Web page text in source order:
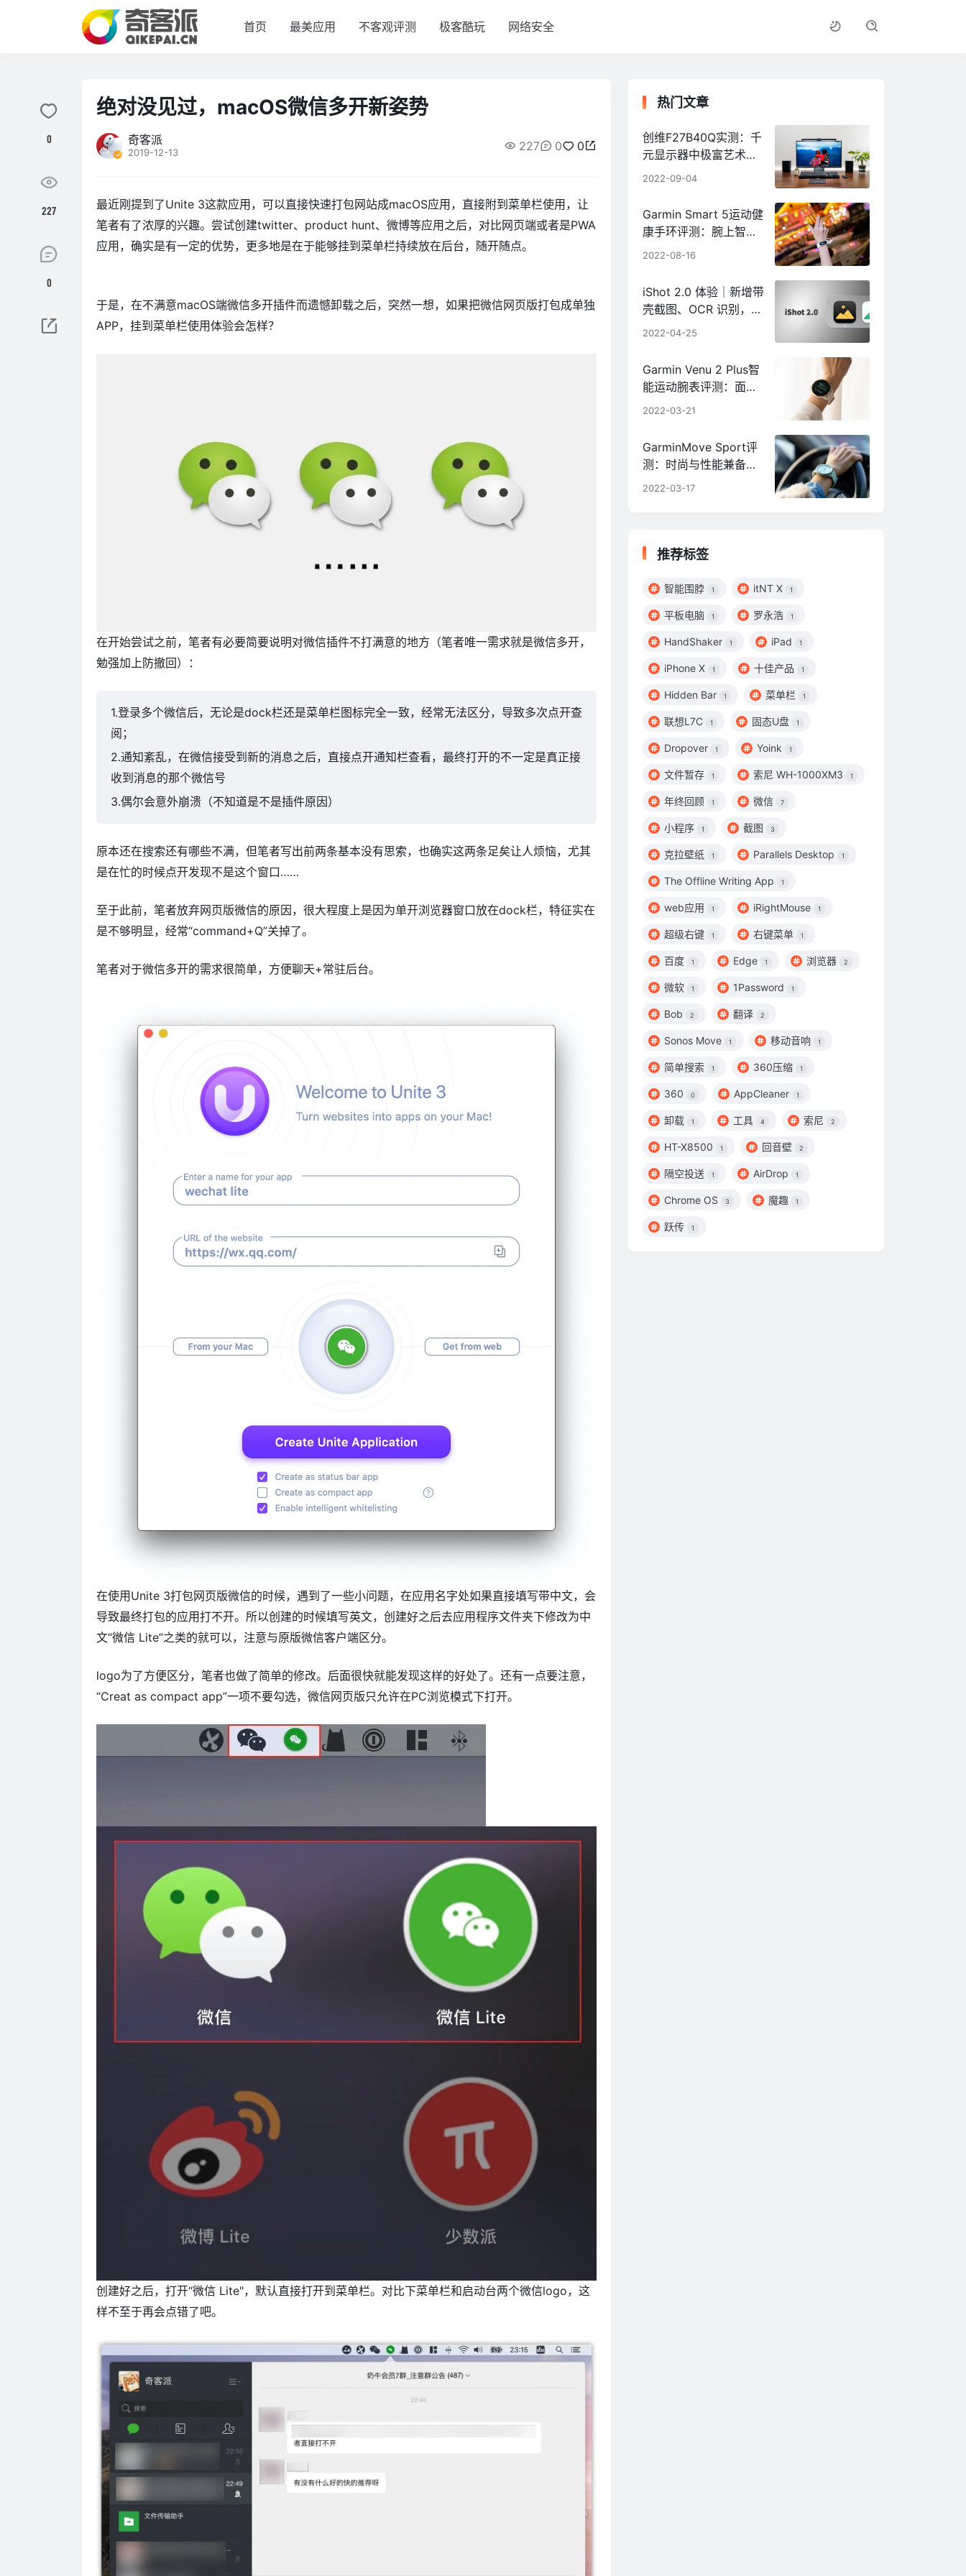
首页 最美应用 不客观评测 极客酷玩 网络安全
0
227
0
绝对没见过，macOS微信多开新姿势
奇客派
2019-12-13 227 0 0
最近刚提到了Unite 3这款应用，可以直接快速打包网站成macOS应用，直接附到菜单栏使用，让
笔者有了浓厚的兴趣。尝试创建twitter、product hunt、微博等应用之后，对比网页端或者是PWA
应用，确实是有一定的优势，更多地是在于能够挂到菜单栏持续放在后台，随开随点。
于是，在不满意macOS端微信多开插件而遗憾卸载之后，突然一想，如果把微信网页版打包成单独
APP，挂到菜单栏使用体验会怎样？
在开始尝试之前，笔者有必要简要说明对微信插件不打满意的地方（笔者唯一需求就是微信多开，
勉强加上防撤回）：
1.登录多个微信后，无论是dock栏还是菜单栏图标完全一致，经常无法区分，导致多次点开查
阅；
2.通知紊乱，在微信接受到新的消息之后，直接点开通知栏查看，最终打开的不一定是真正接
收到消息的那个微信号
3.偶尔会意外崩溃（不知道是不是插件原因）
原本还在搜索还有哪些不满，但笔者写出前两条基本没有思索，也确实这两条足矣让人烦恼，尤其
是在忙的时候点开发现不是这个窗口……
至于此前，笔者放弃网页版微信的原因，很大程度上是因为单开浏览器窗口放在dock栏，特征实在
是不够明显，经常“command+Q”关掉了。
笔者对于微信多开的需求很简单，方便聊天+常驻后台。
在使用Unite 3打包网页版微信的时候，遇到了一些小问题，在应用名字处如果直接填写带中文，会
导致最终打包的应用打不开。所以创建的时候填写英文，创建好之后去应用程序文件夹下修改为中
文“微信 Lite”之类的就可以，注意与原版微信客户端区分。
logo为了方便区分，笔者也做了简单的修改。后面很快就能发现这样的好处了。还有一点要注意，
“Creat as compact app”一项不要勾选，微信网页版只允许在PC浏览模式下打开。
创建好之后，打开“微信 Lite"，默认直接打开到菜单栏。对比下菜单栏和启动台两个微信logo，这
样不至于再会点错了吧。
热门文章
创维F27B40Q实测：千
元显示器中极富艺术感
的大屏生产力工具
2022-09-04
Garmin Smart 5运动健
康手环评测：腕上智能
小钢炮
2022-08-16
iShot 2.0 体验｜新增带
壳截图、OCR 识别，m
acOS 全能截图神器全
2022-04-25
Garmin Venu 2 Plus智
能运动腕表评测：面面
俱到又与众不同
2022-03-21
GarminMove Sport评
测：时尚与性能兼备，
腕表即风格
2022-03-17
推荐标签
智能围脖 1 itNT X 1
平板电脑 1 罗永浩 1
HandShaker 1 iPad 1
iPhone X 1 十佳产品 1
Hidden Bar 1 菜单栏 1
联想L7C 1 固态U盘 1
Dropover 1 Yoink 1
文件暂存 1 索尼 WH-1000XM3 1
年终回顾 1 微信 7
小程序 1 截图 3
克拉壁纸 1 Parallels Desktop 1
The Offline Writing App 1
web应用 1 iRightMouse 1
超级右键 1 右键菜单 1
百度 1 Edge 1 浏览器 2
微软 1 1Password 1
Bob 2 翻译 2
Sonos Move 1 移动音响 1
简单搜索 1 360压缩 1
360 0 AppCleaner 1
卸载 1 工具 4 索尼 2
HT-X8500 1 回音壁 2
隔空投送 1 AirDrop 1
Chrome OS 3 魔趣 1
跃传 1